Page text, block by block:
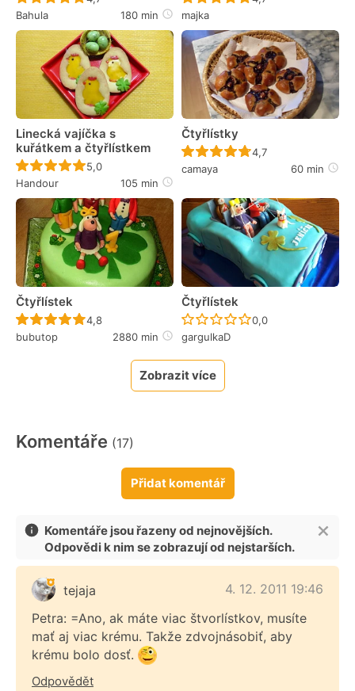
Bahula
180 min
majka
Linecká vajíčka s
kuřátkem a čtyřlístkem
Recept ještě nebyl hodnocen
5,0
Handour
105 min
Čtyřlístky
Recept ještě nebyl
4,7
camaya
60 min
Čtyřlístek
Recept ještě nebyl hodnocen
4,8
bubutop
2880 min
Čtyřlístek
Recept ještě nebyl
0,0
gargulkaD
Zobrazit více
Komentáře (17)
Přidat komentář
Komentáře jsou řazeny od nejnovějších.
Odpovědi k nim se zobrazují od nejstarších.
tejaja
4. 12. 2011 19:46
Petra: =Ano, ak máte viac štvorlístkov, musíte
mať aj viac krému. Takže zdvojnásobiť, aby
krému bolo dosť.
Odpovědět